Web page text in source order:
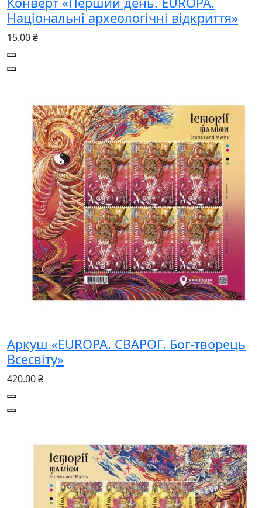
Національні археологічні відкриття»
15.00 ₴
Аркуш «EUROPA. СВАРОГ. Бог-творець
Всесвіту»
420.00 ₴